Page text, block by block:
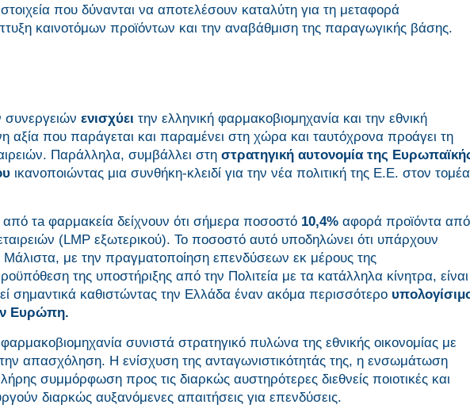
που δύνανται να αποτελέσουν καταλύτη για τη μεταφορά
καινοτόμων προϊόντων και την αναβάθμιση της παραγωγικής βάσης.
ενισχύει την ελληνική φαρμακοβιομηχανία και την εθνική
αξία που παράγεται και παραμένει στη χώρα και ταυτόχρονα προάγει τη
Παράλληλα, συμβάλλει στη στρατηγική αυτονομία της
ικανοποιώντας μια συνθήκη-κλειδί για την νέα πολιτική της Ε.Ε. στον τομέα
από τa φαρμακεία δείχνουν ότι σήμερα ποσοστό 10,4% αφορά προϊόντα από
(LMP εξωτερικού). Το ποσοστό αυτό υποδηλώνει ότι υπάρχουν
Μάλιστα, με την πραγματοποίηση επενδύσεων εκ μέρους της
της υποστήριξης από την Πολιτεία με τα κατάλληλα κίνητρα, είναι
σημαντικά καθιστώντας την Ελλάδα έναν ακόμα περισσότερο
Ευρώπη.
συνιστά στρατηγικό πυλώνα της εθνικής οικονομίας με
απασχόληση. Η ενίσχυση της ανταγωνιστικότητάς της, η ενσωμάτωση
συμμόρφωση προς τις διαρκώς αυστηρότερες διεθνείς ποιοτικές και
διαρκώς αυξανόμενες απαιτήσεις για επενδύσεις.